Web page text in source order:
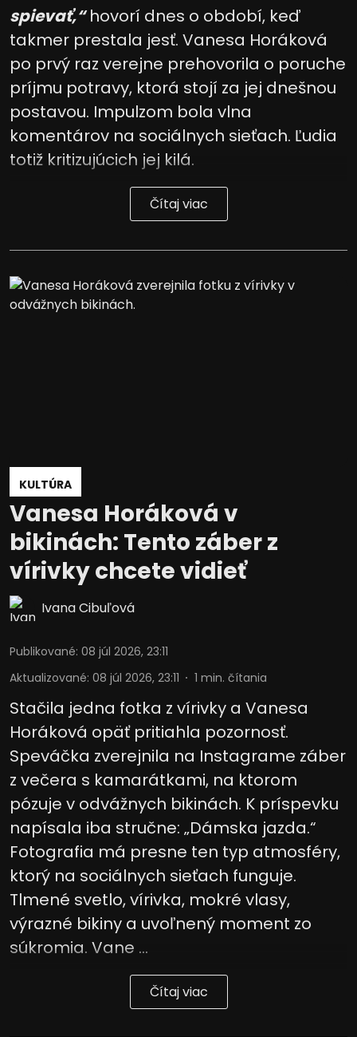
spievať,“hovorí dnes o období, keď
takmer prestala jesť. Vanesa Horáková
po prvý raz verejne prehovorila o poruche
príjmu potravy, ktorá stojí za jej dnešnou
postavou. Impulzom bola vlna
komentárov na sociálnych sieťach. Ľudia
totiž kritizujúcich jej kilá.
Čítaj viac
KULTÚRA
Vanesa Horáková v
bikinách: Tento záber z
vírivky chcete vidieť
Ivana Cibuľová
Publikované: 08 júl 2026, 23:11
Aktualizované: 08 júl 2026, 23:11 1 min. čítania
Stačila jedna fotka z vírivky a Vanesa
Horáková opäť pritiahla pozornosť.
Speváčka zverejnila na Instagrame záber
z večera s kamarátkami, na ktorom
pózuje v odvážnych bikinách. K príspevku
napísala iba stručne: „Dámska jazda.“
Fotografia má presne ten typ atmosféry,
ktorý na sociálnych sieťach funguje.
Tlmené svetlo, vírivka, mokré vlasy,
výrazné bikiny a uvoľnený moment zo
súkromia. Vane ...
Čítaj viac